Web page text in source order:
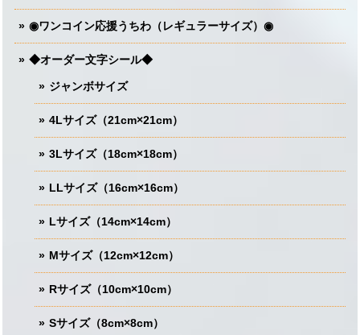
◉ワンコイン応援うちわ（レギュラーサイズ）◉
◆オーダー文字シール◆
ジャンボサイズ
4Lサイズ（21cm×21cm）
3Lサイズ（18cm×18cm）
LLサイズ（16cm×16cm）
Lサイズ（14cm×14cm）
Mサイズ（12cm×12cm）
Rサイズ（10cm×10cm）
Sサイズ（8cm×8cm）